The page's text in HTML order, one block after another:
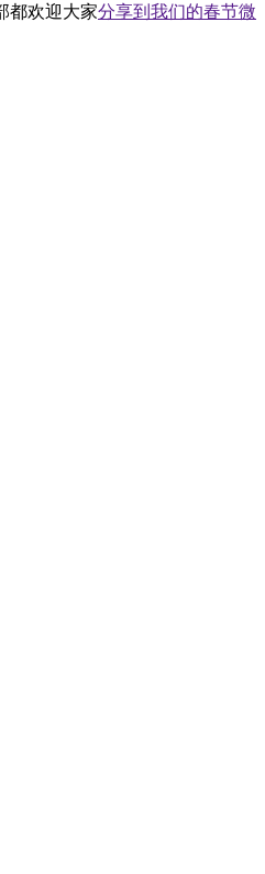
都欢迎大家分享到我们的春节微